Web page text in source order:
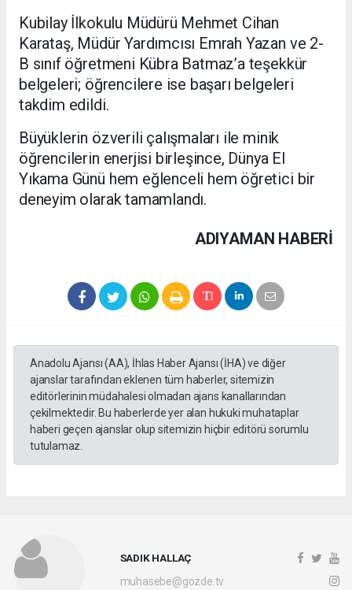
Kubilay İlkokulu Müdürü Mehmet Cihan
Karataş, Müdür Yardımcısı Emrah Yazan ve 2-
B sınıf öğretmeni Kübra Batmaz’a teşekkür
belgeleri; öğrencilere ise başarı belgeleri
takdim edildi.
Büyüklerin özverili çalışmaları ile minik
öğrencilerin enerjisi birleşince, Dünya El
Yıkama Günü hem eğlenceli hem öğretici bir
deneyim olarak tamamlandı.
ADIYAMAN HABERİ
Anadolu Ajansı (AA), İhlas Haber Ajansı (İHA) ve diğer
ajanslar tarafından eklenen tüm haberler, sitemizin
editörlerinin müdahalesi olmadan ajans kanallarından
çekilmektedir. Bu haberlerde yer alan hukuki muhataplar
haberi geçen ajanslar olup sitemizin hiçbir editörü sorumlu
tutulamaz.
SADIK HALLAÇ
muhasebe@gozde.tv